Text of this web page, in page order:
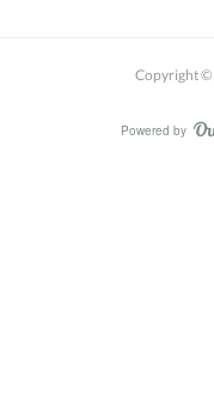
Copyright ©
Powered by